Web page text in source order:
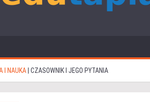
I NAUKA CZASOWNIK I JEGO PYTANIA